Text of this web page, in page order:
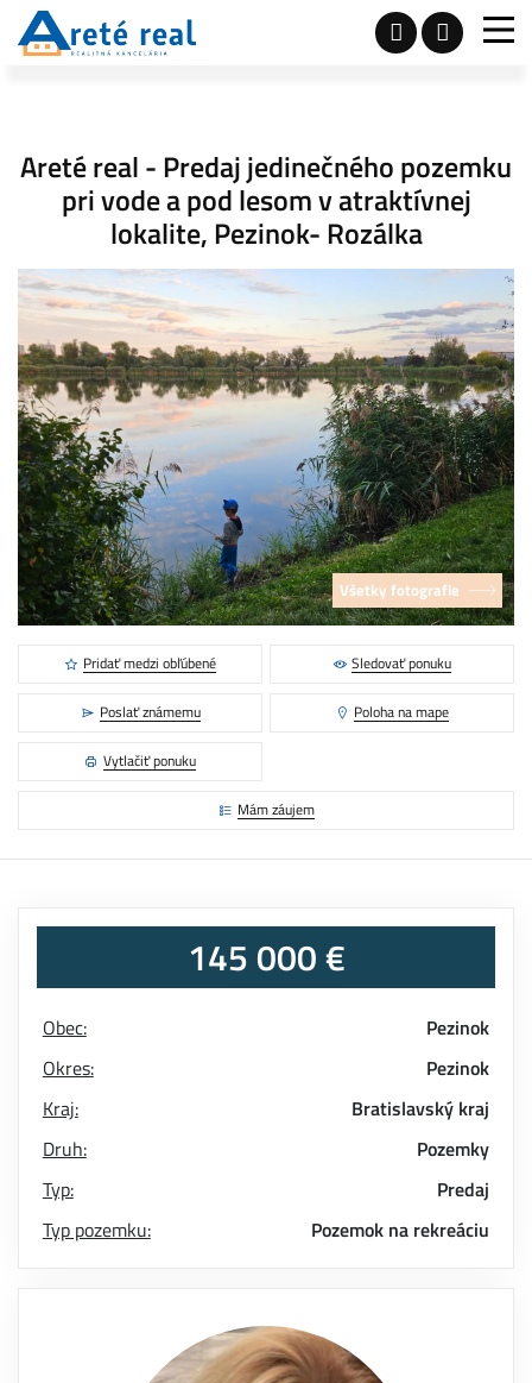
Areté real - Predaj jedinečného pozemku
pri vode a pod lesom v atraktívnej
lokalite, Pezinok- Rozálka
Všetky fotografie
Pridať medzi obľúbené Sledovať ponuku
Poslať známemu Poloha na mape
Vytlačiť ponuku
Mám záujem
145 000 €
Obec:
Pezinok
Okres:
Pezinok
Kraj:
Bratislavský kraj
Druh:
Pozemky
Typ:
Predaj
Typ pozemku:
Pozemok na rekreáciu